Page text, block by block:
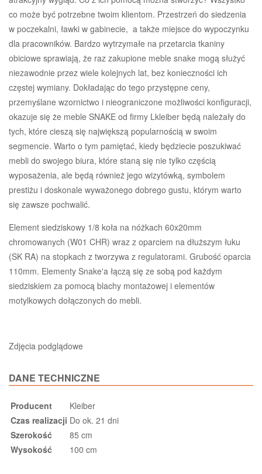
co może być potrzebne twoim klientom. Przestrzeń do siedzenia
w poczekalni, ławki w gabinecie, a także miejsce do wypoczynku
dla pracowników. Bardzo wytrzymałe na przetarcia tkaniny
obiciowe sprawiają, że raz zakupione meble snake mogą służyć
niezawodnie przez wiele kolejnych lat, bez konieczności ich
częstej wymiany. Dokładając do tego przystępne ceny,
przemyślane wzornictwo i nieograniczone możliwości konfiguracji,
okazuje się że meble SNAKE od firmy Lkleiber będą należały do
tych, które cieszą się największą popularnością w swoim
segmencie. Warto o tym pamiętać, kiedy będziecie poszukiwać
mebli do swojego biura, które staną się nie tylko częścią
wyposażenia, ale będą również jego wizytówką, symbolem
prestiżu i doskonale wyważonego dobrego gustu, którym warto
się zawsze pochwalić.
Element siedziskowy 1/8 koła na nóżkach 60x20mm
chromowanych (W01 CHR) wraz z oparciem na dłuższym łuku
(SK RA) na stopkach z tworzywa z regulatorami. Grubość oparcia
110mm. Elementy Snake'a łączą się ze sobą pod każdym
siedziskiem za pomocą blachy montażowej i elementów
motylkowych dołączonych do mebli.
Zdjęcia podglądowe
DANE TECHNICZNE
Producent
Kleiber
Czas realizacji Do ok. 21 dni
Szerokość
85 cm
Wysokość
100 cm